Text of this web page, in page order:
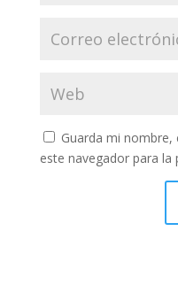
Guarda mi
este navegador para